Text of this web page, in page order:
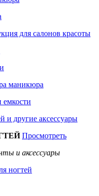
для салонов красоты
маникюра
и другие аксессуары
Просмотреть
и аксессуары
ногтей